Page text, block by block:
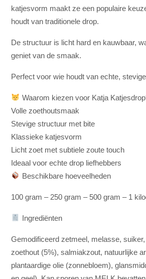
katjesvorm maakt ze een populaire
houdt van traditionele drop.
De structuur is licht hard en kauwbaar,
geniet van de smaak.
Perfect voor wie houdt van echte,
Waarom kiezen voor Katja
Volle zoethoutsmaak
Stevige structuur met bite
Klassieke katjesvorm
Licht zoet met subtiele zoute touch
Ideaal voor echte drop liefhebbers
Beschikbare hoeveelheden
100 gram – 250 gram – 500 gram – 1
Ingrediënten
Gemodificeerd zetmeel, melasse,
zoethout (5%), salmiakzout, natuurlijke
plantaardige olie (zonnebloem),